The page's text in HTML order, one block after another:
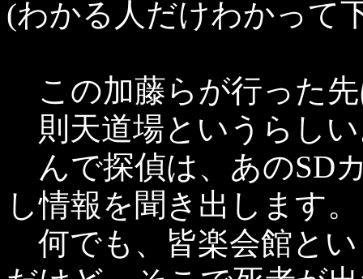
(わかる人だけわかって
この加藤らが行った
則天道場というらし
んで探偵は、あのSD
し情報を聞き出します。
何でも、皆楽会館と